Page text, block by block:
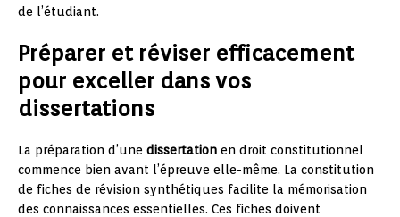
de l’étudiant.
Préparer et réviser efficacement
pour exceller dans vos
dissertations
La préparation d’une dissertation en droit constitutionnel
commence bien avant l’épreuve elle-même. La constitution
de fiches de révision synthétiques facilite la mémorisation
des connaissances essentielles. Ces fiches doivent